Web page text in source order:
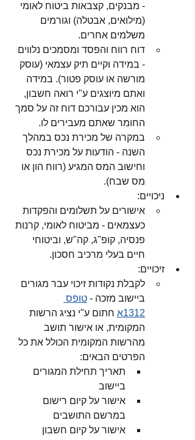
- מבנקים, קצבאות ביטוח לאומי
(מילואים, אבטלה) וגורמים
משלמים אחרים.
דוח רווח והפסד ומסמכים נלווים
- במידה וקיים תיק עצמאי (עוסק
מורשה או עוסק פטור). במידה
ואתם מיוצגים ע"י רואה חשבון,
הוא מכין עבורכם דוח זה על סמך
החומר שאתם מעבירים לו.
במקרה של מכירת נכס במהלך
השנה - הודעות על מכירת נכס
וחישוב המס המגיע (רווח הון או
מס שבח).
ניכויים:
אישורים על תשלומים והפקדות
כעצמאים - מביטוח לאומי, קרנות
פנסיה, קופ"ג, קה"ש, וביטוחי
חיים בעלי מרכיב חסכון.
זיכויים:
לקבלת נקודות זיכוי עבר מגורים
ביישוב מזכה - טופס
1312א
חתום ע"י נציג הרשות
המקומית, או אישור תושב
מהרשות המקומית הכולל את כל
הפרטים הבאים:
תאריך תחילת המגורים
ביישוב
אישור על קיום רישום
במרשם התושבים
אישור על קיום חשבון